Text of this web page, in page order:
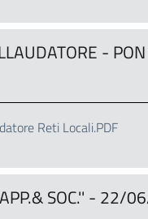
-
Reti Locali.PDF
SOC.'' - 22/